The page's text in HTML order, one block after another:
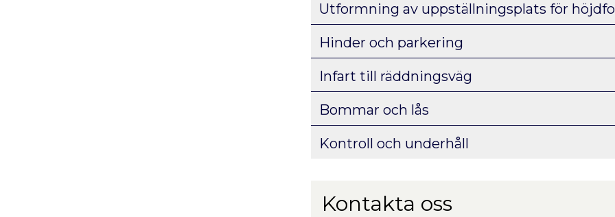
Utformning av uppställningsplats för
Hinder och parkering
Infart till räddningsväg
Bommar och lås
Kontroll och underhåll
Kontakta oss